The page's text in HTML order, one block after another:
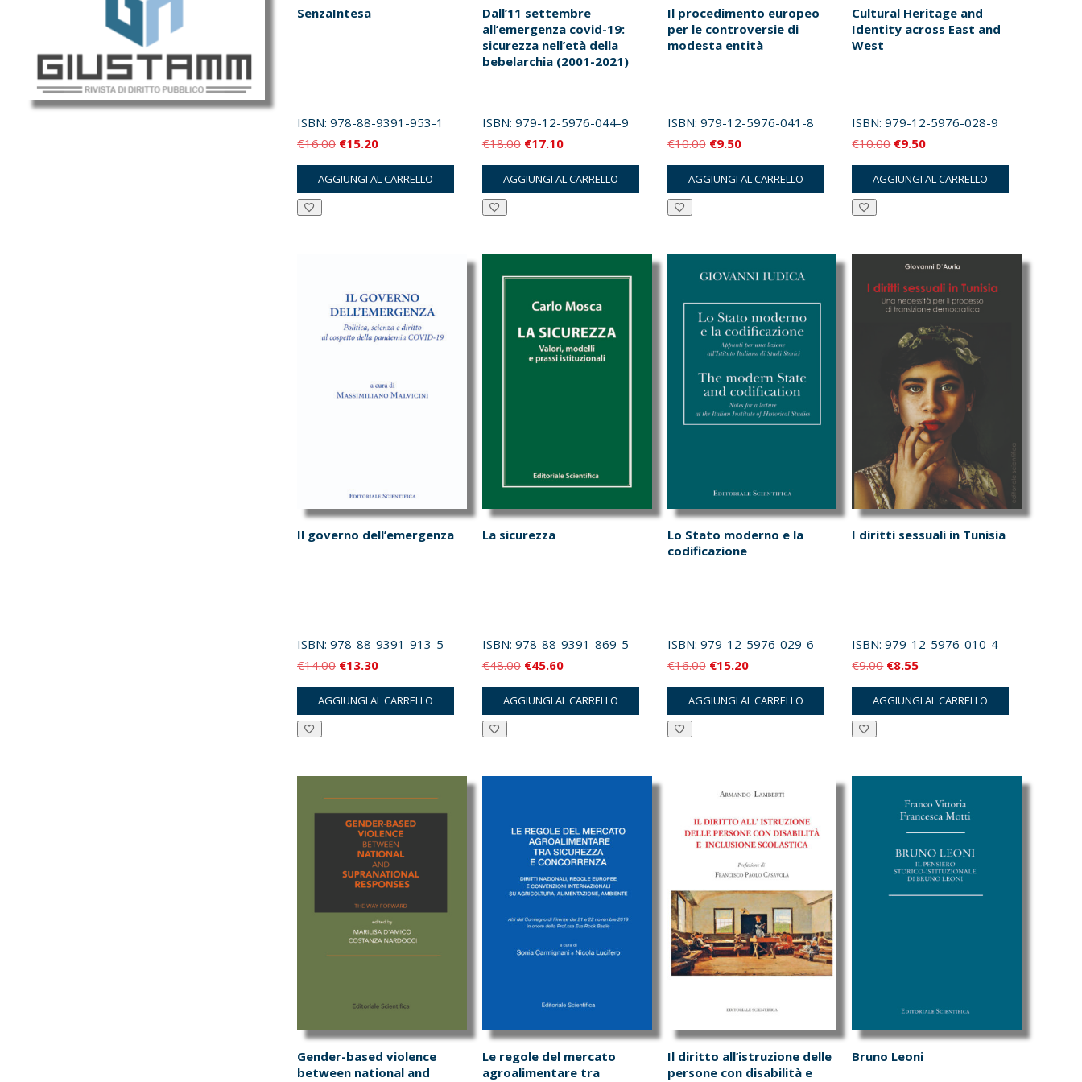
SenzaIntesa
ISBN:978-88-9391-953-1
€16.00 Il
prezzo
originale
€15.20Il
prezzo
attuale
AGGIUNGI AL CARRELLO
Dall’11 settembre
all’emergenza covid-19:
sicurezza nell’età della
bebelarchia (2001-2021)
ISBN: 979-12-5976-044-9
€18.00 Il
prezzo
originale
€17.10Il
prezzo
attuale
AGGIUNGI AL CARRELLO
Il procedimento europeo
per le controversie di
modesta entità
ISBN: 979-12-5976-041-8
€10.00 Il
prezzo
originale
€9.50Il
prezzo
attuale
AGGIUNGI AL CARRELLO
Cultural Heritage and
Identity across East and
West
ISBN:979-12-5976-028-9
€10.00 Il
prezzo
originale
€9.50Il
prezzo
attuale
AGGIUNGI AL CARRELLO
Il governo dell’emergenza
ISBN:978-88-9391-913-5
€14.00 Il
prezzo
originale
€13.30Il
prezzo
attuale
AGGIUNGI AL CARRELLO
La sicurezza
ISBN: 978-88-9391-869-5
€48.00 Il
prezzo
originale
€45.60Il
prezzo
attuale
AGGIUNGI AL CARRELLO
Lo Stato moderno e la
codificazione
ISBN: 979-12-5976-029-6
€16.00 Il
prezzo
originale
€15.20Il
prezzo
attuale
AGGIUNGI AL CARRELLO
I diritti sessuali in Tunisia
ISBN:979-12-5976-010-4
€9.00 Il
prezzo
originale
€8.55Il
prezzo
attuale
AGGIUNGI AL CARRELLO
Gender-based violence
between national and
Le regole del mercato
agroalimentare tra
Il diritto all’istruzione delle
persone con disabilità e
Bruno Leoni